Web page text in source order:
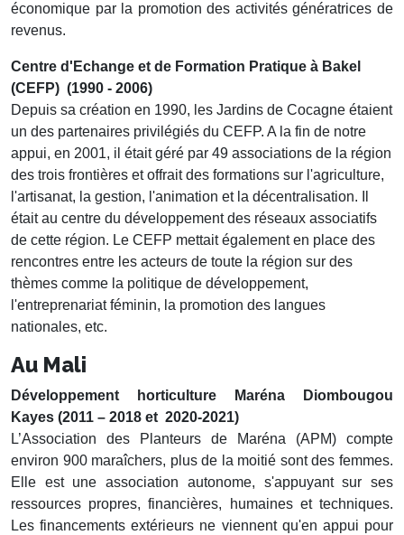
économique par la promotion des activités génératrices de
revenus.
Centre d'Echange et de Formation Pratique à Bakel
(CEFP) (1990 - 2006)
Depuis sa création en 1990, les Jardins de Cocagne étaient
un des partenaires privilégiés du CEFP. A la fin de notre
appui, en 2001, il était géré par 49 associations de la région
des trois frontières et offrait des formations sur l'agriculture,
l'artisanat, la gestion, l'animation et la décentralisation. Il
était au centre du développement des réseaux associatifs
de cette région. Le CEFP mettait également en place des
rencontres entre les acteurs de toute la région sur des
thèmes comme la politique de développement,
l'entreprenariat féminin, la promotion des langues
nationales, etc.
Au Mali
Développement horticulture Maréna Diombougou
Kayes (2011 – 2018 et 2020-2021)
L’Association des Planteurs de Maréna (APM) compte
environ 900 maraîchers, plus de la moitié sont des femmes.
Elle est une association autonome, s'appuyant sur ses
ressources propres, financières, humaines et techniques.
Les financements extérieurs ne viennent qu'en appui pour